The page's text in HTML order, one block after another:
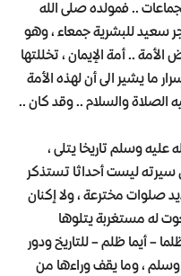
.. فمولده صلى الله
سعيد للبشرية جمعاء ، وهو
الأمة .. أمة الإيمان ، تخللتها
ما يشير الى أن لهذه الأمة
الصلاة والسلام .. وقد كان ..
عليه وسلم تاريخا يتلى ،
سيرته ليست أحداثا تستذكر
صلوات مخترعة ، ولا إكنان
له مستغربة يتلوها
– أيما ظلم – للتاريخ ودور
وسلم ، وما يقف وراءها من